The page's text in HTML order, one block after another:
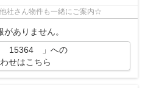
社さん物件も一緒にご案内☆
ありません。
15364 」への
せはこちら